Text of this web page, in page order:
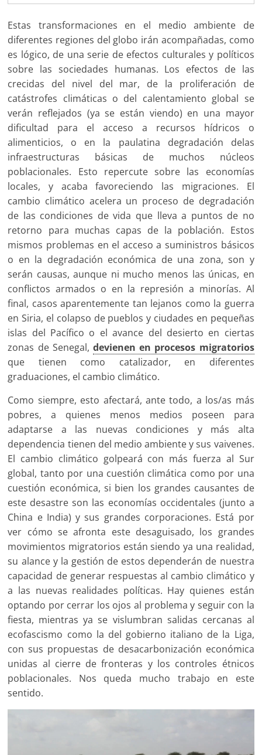
Estas transformaciones en el medio ambiente de
diferentes regiones del globo irán acompañadas, como
es lógico, de una serie de efectos culturales y políticos
sobre las sociedades humanas. Los efectos de las
crecidas del nivel del mar, de la proliferación de
catástrofes climáticas o del calentamiento global se
verán reflejados (ya se están viendo) en una mayor
dificultad para el acceso a recursos hídricos o
alimenticios, o en la paulatina degradación delas
infraestructuras básicas de muchos núcleos
poblacionales. Esto repercute sobre las economías
locales, y acaba favoreciendo las migraciones. El
cambio climático acelera un proceso de degradación
de las condiciones de vida que lleva a puntos de no
retorno para muchas capas de la población. Estos
mismos problemas en el acceso a suministros básicos
o en la degradación económica de una zona, son y
serán causas, aunque ni mucho menos las únicas, en
conflictos armados o en la represión a minorías. Al
final, casos aparentemente tan lejanos como la guerra
en Siria, el colapso de pueblos y ciudades en pequeñas
islas del Pacífico o el avance del desierto en ciertas
zonas de Senegal, devienen en procesos migratorios
que tienen como catalizador, en diferentes
graduaciones, el cambio climático.
Como siempre, esto afectará, ante todo, a los/as más
pobres, a quienes menos medios poseen para
adaptarse a las nuevas condiciones y más alta
dependencia tienen del medio ambiente y sus vaivenes.
El cambio climático golpeará con más fuerza al Sur
global, tanto por una cuestión climática como por una
cuestión económica, si bien los grandes causantes de
este desastre son las economías occidentales (junto a
China e India) y sus grandes corporaciones. Está por
ver cómo se afronta este desaguisado, los grandes
movimientos migratorios están siendo ya una realidad,
su alance y la gestión de estos dependerán de nuestra
capacidad de generar respuestas al cambio climático y
a las nuevas realidades políticas. Hay quienes están
optando por cerrar los ojos al problema y seguir con la
fiesta, mientras ya se vislumbran salidas cercanas al
ecofascismo como la del gobierno italiano de la Liga,
con sus propuestas de desacarbonización económica
unidas al cierre de fronteras y los controles étnicos
poblacionales. Nos queda mucho trabajo en este
sentido.